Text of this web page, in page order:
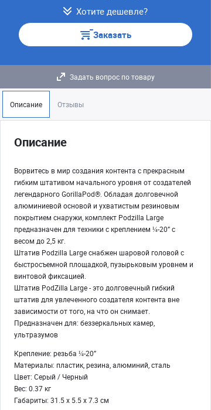
Хотите дешевле?
Заказать
Задать вопрос по товару
Описание Отзывы
Описание
Ворвитесь в мир создания контента с прекрасным
гибким штативом начального уровня от создателей
легендарного GorillaPod®. Обладая долговечной
алюминиевой основой и ухватистым резиновым
покрытием снаружи, комплект Podzilla Large
предназначен для техники с креплением ¼-20” с
весом до 2,5 кг.
Штатив Podzilla Large снабжен шаровой головой с
быстросъемной площадкой, пузырьковым уровнем и
винтовой фиксацией.
Штатив PodZilla Large - это долговечный гибкий
штатив для увлеченного создателя контента вне
зависимости от того, на что он снимает.
Предназначен для: беззеркальных камер,
ультразумов
Крепление: резьба ¼-20”
Материалы: пластик, резина, алюминий, сталь
Цвет: Серый / Черный
Вес: 0.37 кг
Габариты: 31.5 x 5.5 x 7.3 см